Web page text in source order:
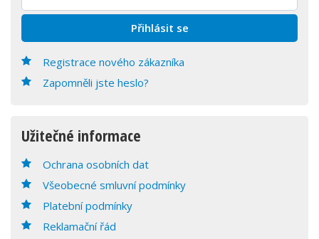
Registrace nového zákazníka
Zapomněli jste heslo?
Užitečné informace
Ochrana osobních dat
Všeobecné smluvní podmínky
Platební podmínky
Reklamační řád